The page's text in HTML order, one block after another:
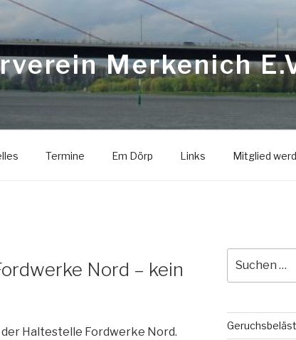
Merkenich
Termine Em Dörp Links Mitglied
Nord – kein
Haltestelle Fordwerke Nord.
nach: